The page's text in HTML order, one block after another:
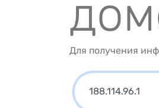
Для получения